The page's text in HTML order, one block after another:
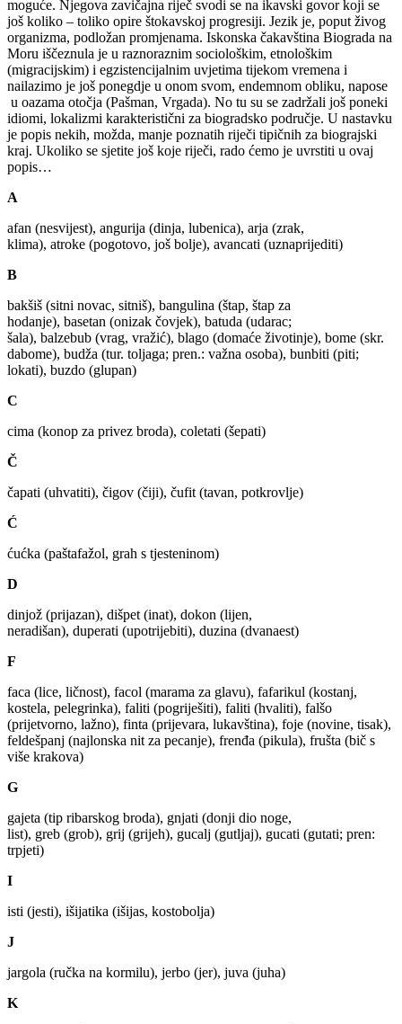
moguće. Njegova zavičajna riječ svodi se na ikavski govor koji se
još koliko – toliko opire štokavskoj progresiji. Jezik je, poput živog
organizma, podložan promjenama. Iskonska čakavština Biograda na
Moru iščeznula je u raznoraznim sociološkim, etnološkim
(migracijskim) i egzistencijalnim uvjetima tijekom vremena i
nailazimo je još ponegdje u onom svom, endemnom obliku, napose
u oazama otočja (Pašman, Vrgada). No tu su se zadržali još poneki
idiomi, lokalizmi karakteristični za biogradsko područje. U nastavku
je popis nekih, možda, manje poznatih riječi tipičnih za biograjski
kraj. Ukoliko se sjetite još koje riječi, rado ćemo je uvrstiti u ovaj
popis…
A
afan (nesvijest), angurija (dinja, lubenica), arja (zrak,
klima), atroke (pogotovo, još bolje), avancati (uznaprijediti)
B
bakšiš (sitni novac, sitniš), bangulina (štap, štap za
hodanje), basetan (onizak čovjek), batuda (udarac;
šala), balzebub (vrag, vražić), blago (domaće životinje), bome (skr.
dabome), budža (tur. toljaga; pren.: važna osoba), bunbiti (piti;
lokati), buzdo (glupan)
C
cima (konop za privez broda), coletati (šepati)
Č
čapati (uhvatiti), čigov (čiji), čufit (tavan, potkrovlje)
Ć
ćućka (paštafažol, grah s tjesteninom)
D
dinjož (prijazan), dišpet (inat), dokon (lijen,
neradišan), duperati (upotrijebiti), duzina (dvanaest)
F
faca (lice, ličnost), facol (marama za glavu), fafarikul (kostanj,
kostela, pelegrinka), faliti (pogriješiti), faliti (hvaliti), falšo
(prijetvorno, lažno), finta (prijevara, lukavština), foje (novine, tisak),
feldešpanj (najlonska nit za pecanje), frenđa (pikula), frušta (bič s
više krakova)
G
gajeta (tip ribarskog broda), gnjati (donji dio noge,
list), greb (grob), grij (grijeh), gucalj (gutljaj), gucati (gutati; pren:
trpjeti)
I
isti (jesti), išijatika (išijas, kostobolja)
J
jargola (ručka na kormilu), jerbo (jer), juva (juha)
K